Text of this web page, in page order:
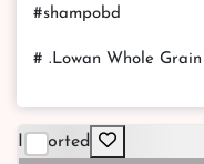
#shampobd
# .Lowan Whole
Imported